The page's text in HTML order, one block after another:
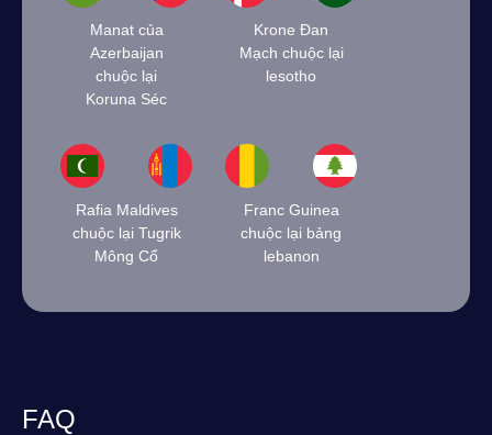
Manat của
Azerbaijan
chuộc lại
Koruna Séc
Krone Đan
Mạch chuộc lại
lesotho
Rafia Maldives
chuộc lại Tugrik
Mông Cổ
Franc Guinea
chuộc lại bảng
lebanon
FAQ